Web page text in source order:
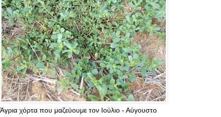
Άγρια χόρτα που μαζεύουμε τον Ιούλιο - Αύγουστο